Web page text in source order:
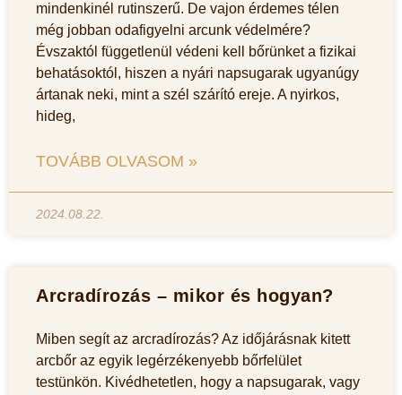
mindenkinél rutinszerű. De vajon érdemes télen
még jobban odafigyelni arcunk védelmére?
Évszaktól függetlenül védeni kell bőrünket a fizikai
behatásoktól, hiszen a nyári napsugarak ugyanúgy
ártanak neki, mint a szél szárító ereje. A nyirkos,
hideg,
TOVÁBB OLVASOM »
2024.08.22.
Arcradírozás – mikor és hogyan?
Miben segít az arcradírozás? Az időjárásnak kitett
arcbőr az egyik legérzékenyebb bőrfelület
testünkön. Kivédhetetlen, hogy a napsugarak, vagy